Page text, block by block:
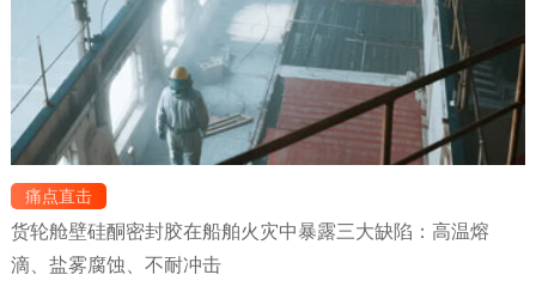
痛点直击
货轮舱壁硅酮密封胶在船舶火灾中暴露三大缺陷：高温熔
滴、盐雾腐蚀、不耐冲击